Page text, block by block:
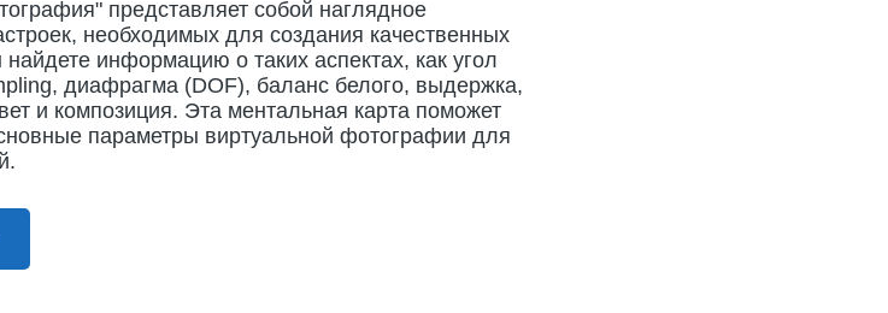
представляет собой наглядное
необходимых для создания качественных
информацию о таких аспектах, как угол
диафрагма (DOF), баланс белого, выдержка,
и композиция. Эта ментальная карта поможет
параметры виртуальной фотографии для